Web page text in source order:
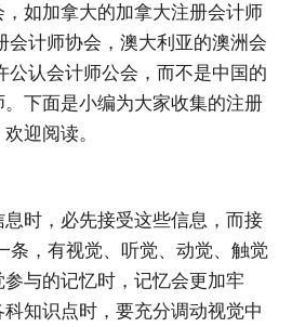
如加拿大的加拿大注册会计师
会计师协会，澳大利亚的澳洲会
公认会计师公会，而不是中国的
下面是小编为大家收集的注册
迎阅读。
时，必先接受这些信息，而接
条，有视觉、听觉、动觉、触觉
与的记忆时，记忆会更加牢
知识点时，要充分调动视觉中